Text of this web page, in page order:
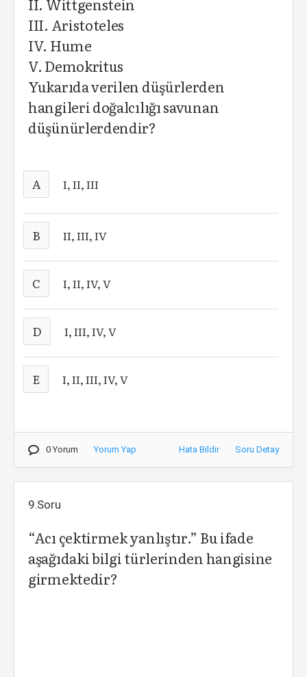
II. Wittgenstein
III. Aristoteles
IV. Hume
V. Demokritus
Yukarıda verilen düşürlerden
hangileri doğalcılığı savunan
düşünürlerdendir?
A I, II, III
B II, III, IV
C I, II, IV, V
D I, III, IV, V
E I, II, III, IV, V
0 Yorum Yorum Yap Hata Bildir Soru Detay
9.Soru
“Acı çektirmek yanlıştır.” Bu ifade
aşağıdaki bilgi türlerinden hangisine
girmektedir?